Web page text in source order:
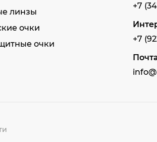
линзы
очки
очки
+7
+7